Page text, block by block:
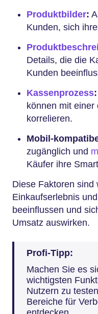
Produktbilder:
Kunden, sich
Details, die die
Kunden
Kassenprozess:
können mit einer
korrelieren.
Mobil-
zugänglich und
Käufer ihre
Diese Faktoren sind
Einkaufserlebnis
beeinflussen und
Umsatz auswirken.
Profi-Tipp:
Machen Sie es
wichtigsten
Nutzern zu
Bereiche für